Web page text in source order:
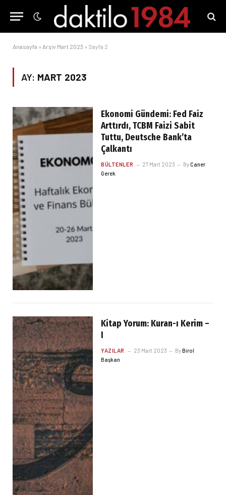
Anasayfa » Arşiv Mart 2023 » Sayfa 2
AY: MART 2023
Ekonomi Gündemi: Fed Faiz
Arttırdı, TCBM Faizi Sabit
Tuttu, Deutsche Bank’ta
Çalkantı
BÜLTENLER 27 Mart 2023 ByCaner
Gerek
Kitap Yorum: Kuran-ı Kerim –
I
YAZILAR 23 Mart 2023 ByBirol
Başkan